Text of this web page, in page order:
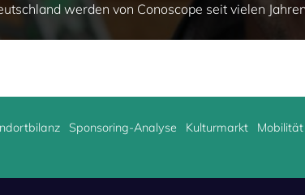
werden von Conoscope seit vielen
Sponsoring-Analyse Kulturmarkt Mobilität